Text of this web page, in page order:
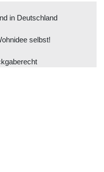
in Deutschland
selbst!